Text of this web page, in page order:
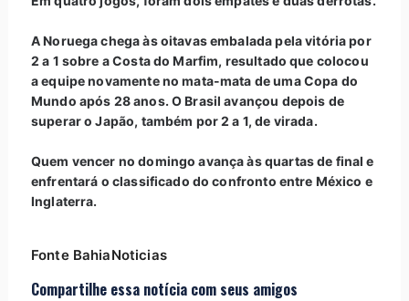
A Noruega chega às oitavas embalada pela vitória por
2 a 1 sobre a Costa do Marfim, resultado que colocou
a equipe novamente no mata-mata de uma Copa do
Mundo após 28 anos. O Brasil avançou depois de
superar o Japão, também por 2 a 1, de virada.
Quem vencer no domingo avança às quartas de final e
enfrentará o classificado do confronto entre México e
Inglaterra.
Fonte BahiaNoticias
Compartilhe essa notícia com seus amigos